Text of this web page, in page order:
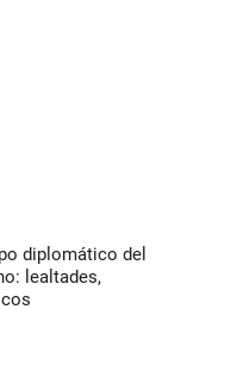
diplomático del
lealtades,